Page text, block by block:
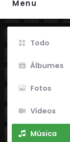
Menu
Todo
Álbumes
Fotos
Vídeos
Música